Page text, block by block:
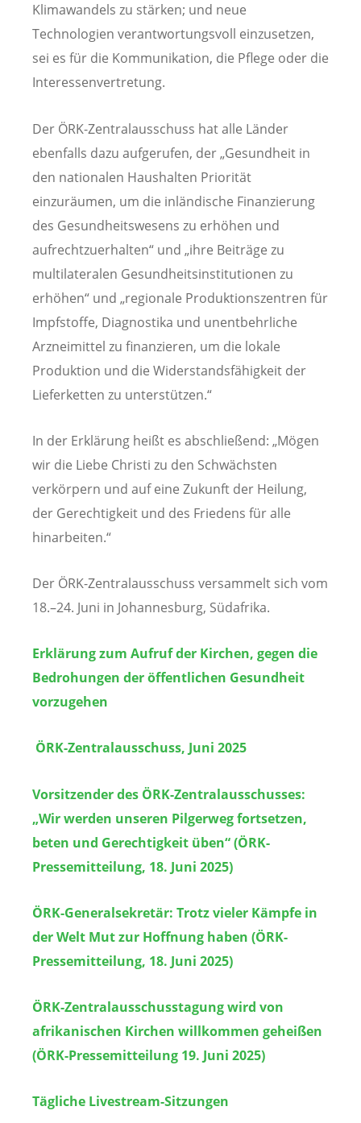
Klimawandels zu stärken; und neue
Technologien verantwortungsvoll einzusetzen,
sei es für die Kommunikation, die Pflege oder die
Interessenvertretung.
Der ÖRK-Zentralausschuss hat alle Länder
ebenfalls dazu aufgerufen, der „Gesundheit in
den nationalen Haushalten Priorität
einzuräumen, um die inländische Finanzierung
des Gesundheitswesens zu erhöhen und
aufrechtzuerhalten“ und „ihre Beiträge zu
multilateralen Gesundheitsinstitutionen zu
erhöhen“ und „regionale Produktionszentren für
Impfstoffe, Diagnostika und unentbehrliche
Arzneimittel zu finanzieren, um die lokale
Produktion und die Widerstandsfähigkeit der
Lieferketten zu unterstützen.“
In der Erklärung heißt es abschließend: „Mögen
wir die Liebe Christi zu den Schwächsten
verkörpern und auf eine Zukunft der Heilung,
der Gerechtigkeit und des Friedens für alle
hinarbeiten.“
Der ÖRK-Zentralausschuss versammelt sich vom
18.–24. Juni in Johannesburg, Südafrika.
Erklärung zum Aufruf der Kirchen, gegen die
Bedrohungen der öffentlichen Gesundheit
vorzugehen
ÖRK-Zentralausschuss, Juni 2025
Vorsitzender des ÖRK-Zentralausschusses:
„Wir werden unseren Pilgerweg fortsetzen,
beten und Gerechtigkeit üben“ (ÖRK-
Pressemitteilung, 18. Juni 2025)
ÖRK-Generalsekretär: Trotz vieler Kämpfe in
der Welt Mut zur Hoffnung haben (ÖRK-
Pressemitteilung, 18. Juni 2025)
ÖRK-Zentralausschusstagung wird von
afrikanischen Kirchen willkommen geheißen
(ÖRK-Pressemitteilung 19. Juni 2025)
Tägliche Livestream-Sitzungen